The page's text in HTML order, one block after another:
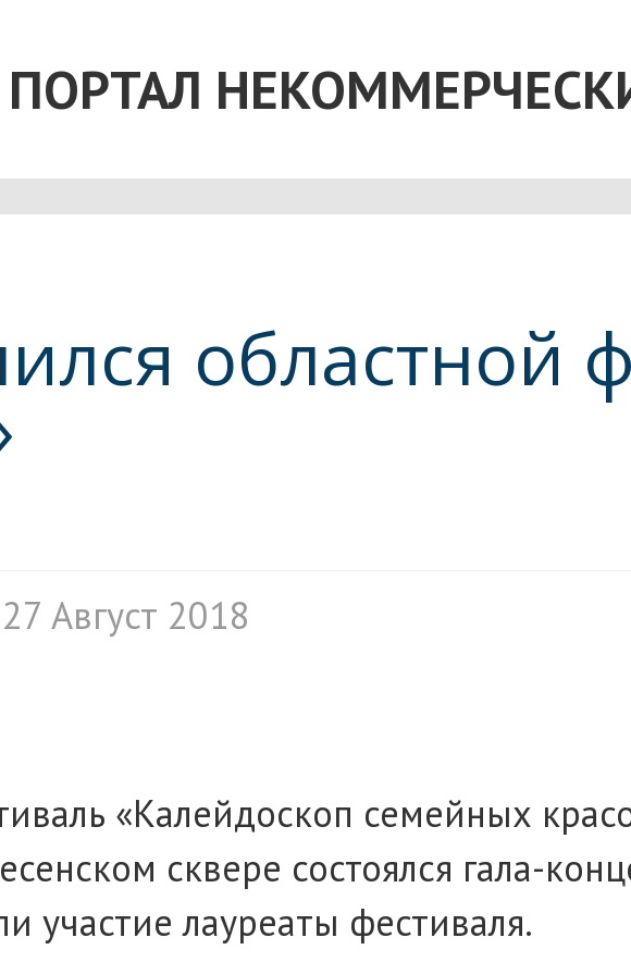
ПОРТАЛ
областной
Август 2018
«Калейдоскоп семейных
сквере состоялся гала-
участие лауреаты фестиваля.